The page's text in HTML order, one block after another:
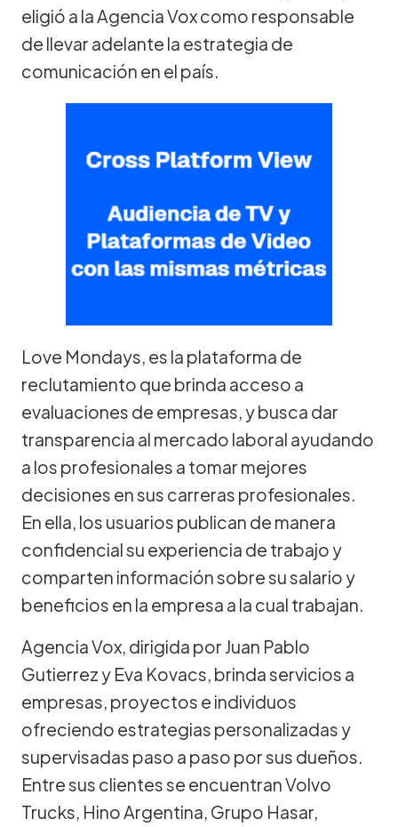
eligió a la Agencia Vox como responsable
de llevar adelante la estrategia de
comunicación en el país.
Love Mondays, es la plataforma de
reclutamiento que brinda acceso a
evaluaciones de empresas, y busca dar
transparencia al mercado laboral ayudando
a los profesionales a tomar mejores
decisiones en sus carreras profesionales.
En ella, los usuarios publican de manera
confidencial su experiencia de trabajo y
comparten información sobre su salario y
beneficios en la empresa a la cual trabajan.
Agencia Vox, dirigida por Juan Pablo
Gutierrez y Eva Kovacs, brinda servicios a
empresas, proyectos e individuos
ofreciendo estrategias personalizadas y
supervisadas paso a paso por sus dueños.
Entre sus clientes se encuentran Volvo
Trucks, Hino Argentina, Grupo Hasar,